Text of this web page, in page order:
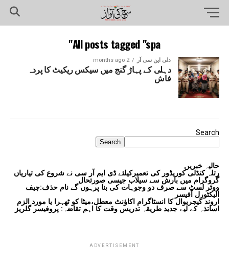
All posts tagged "spa"
دلی این سی آر 2 months ago
دہلی کے پہاڑ گنج میں سیکس ریکیٹ کا پردہ
فاش
Search
Search
حالیہ خبریں
رتلہ کنڈلی کوریڈور کی تعمیرکیلئے ڈی ایم آر سی نے شروع کی تیاریاں
گروگرام میں بارش سے سیلاب جیسی صورتحال
ووٹر لسٹ سے صرف دو وجوہات کی بنا پرہوں گے نام حذف:چیف
الیکٹورل آفیسر
اروند کیجریوال کا انسٹاگرام اکاؤنٹ معطل،میٹا کو ٹھہرا یا مورد الزم
اساتذہ کے لیے جدید طریقہ تدریس وقت کا اہم تقاضہ: پروفیسر گلریز
ADVERTISEMENT